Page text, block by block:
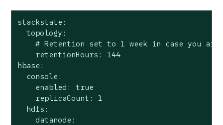
stackstate:
  topology:
# Retention set to 1 week in case you
    retentionHours: 144
hbase:
  console:
    enabled: true
    replicaCount: 1
  hdfs:
    datanode: